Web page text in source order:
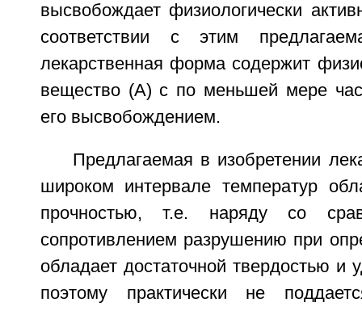
высвобождает физиологически
соответствии с этим
лекарственная форма содержит
вещество (А) с по меньшей мере
его высвобождением.
Предлагаемая в изобретении
широком интервале температур
прочностью, т.е. наряду со
сопротивлением разрушению при
обладает достаточной твердостью и
поэтому практически не